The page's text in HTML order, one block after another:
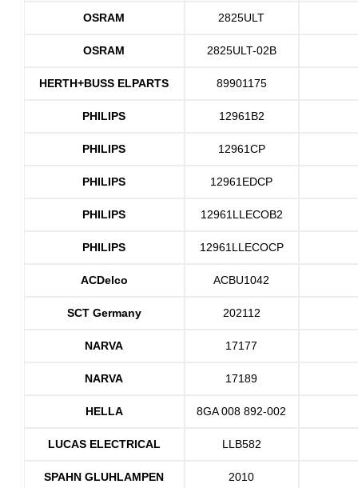
OSRAM 2825ULT
OSRAM 2825ULT-02B
HERTH+BUSS ELPARTS 89901175
PHILIPS 12961B2
PHILIPS 12961CP
PHILIPS 12961EDCP
PHILIPS 12961LLECOB2
PHILIPS 12961LLECOCP
ACDelco ACBU1042
SCT Germany 202112
NARVA 17177
NARVA 17189
HELLA 8GA 008 892-002
LUCAS ELECTRICAL LLB582
SPAHN GLUHLAMPEN 2010